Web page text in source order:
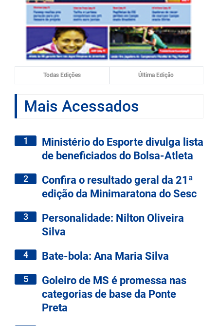
Todas Edições Última Edição
Mais Acessados
1
Ministério do Esporte divulga lista
de beneficiados do Bolsa-Atleta
2
Confira o resultado geral da 21ª
edição da Minimaratona do Sesc
3
Personalidade: Nilton Oliveira
Silva
4 Bate-bola: Ana Maria Silva
5
Goleiro de MS é promessa nas
categorias de base da Ponte
Preta